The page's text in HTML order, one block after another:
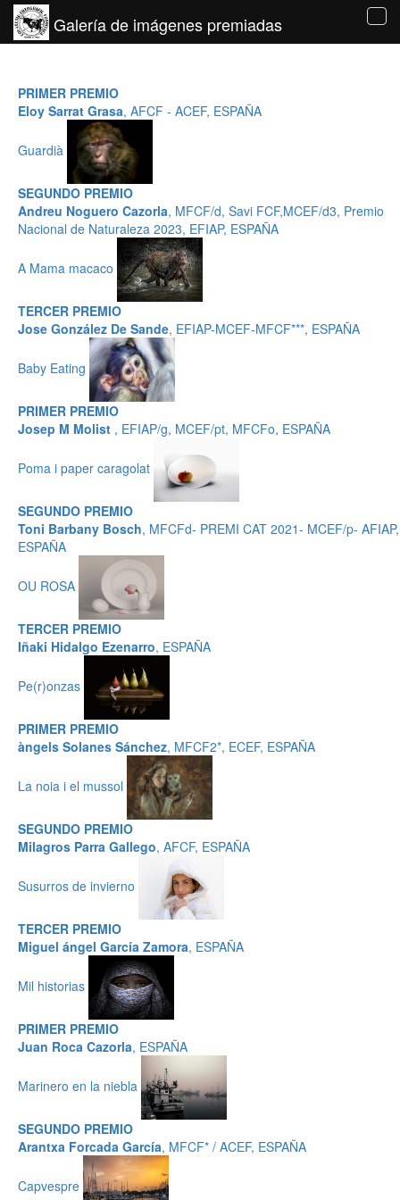
Galería de imágenes premiadas
PRIMER PREMIO
Eloy Sarrat Grasa, AFCF - ACEF, ESPAÑA
Guardià
SEGUNDO PREMIO
Andreu Noguero Cazorla, MFCF/d, Savi FCF,MCEF/d3, Premio
Nacional de Naturaleza 2023, EFIAP, ESPAÑA
A Mama macaco
TERCER PREMIO
Jose González De Sande, EFIAP-MCEF-MFCF***, ESPAÑA
Baby Eating
PRIMER PREMIO
Josep M Molist , EFIAP/g, MCEF/pt, MFCFo, ESPAÑA
Poma i paper caragolat
SEGUNDO PREMIO
Toni Barbany Bosch, MFCFd- PREMI CAT 2021- MCEF/p- AFIAP,
ESPAÑA
OU ROSA
TERCER PREMIO
Iñaki Hidalgo Ezenarro, ESPAÑA
Pe(r)onzas
PRIMER PREMIO
àngels Solanes Sánchez, MFCF2*, ECEF, ESPAÑA
La noia i el mussol
SEGUNDO PREMIO
Milagros Parra Gallego, AFCF, ESPAÑA
Susurros de invierno
TERCER PREMIO
Miguel ángel García Zamora, ESPAÑA
Mil historias
PRIMER PREMIO
Juan Roca Cazorla, ESPAÑA
Marinero en la niebla
SEGUNDO PREMIO
Arantxa Forcada García, MFCF* / ACEF, ESPAÑA
Capvespre